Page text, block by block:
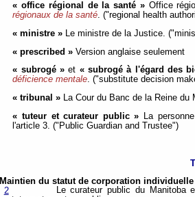
« office régional de la santé »Office
régionaux de la santé. ("regional health
« ministre » Le ministre de la Justice.
« prescribed » Version anglaise seulement
« subrogé » et « subrogé à l'égard des
déficience mentale. ("substitute decision
« tribunal » La Cour du Banc de la Reine du
« tuteur et curateur public » La
l'article 3. ("Public Guardian and Trustee")
Maintien du statut de corporation individuelle
2
Le curateur public du Manitoba